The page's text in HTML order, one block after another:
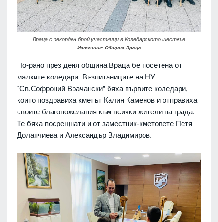
Враца с рекорден брой участници в Коледарското шествие
Източник: Община Враца
По-рано през деня община Враца бе посетена от
малките коледари. Възпитаниците на НУ
"Св.Софроний Врачански” бяха първите коледари,
които поздравиха кметът Калин Каменов и отправиха
своите благопожелания към всички жители на града.
Те бяха посрещнати и от заместник-кметовете Петя
Долапчиева и Александър Владимиров.